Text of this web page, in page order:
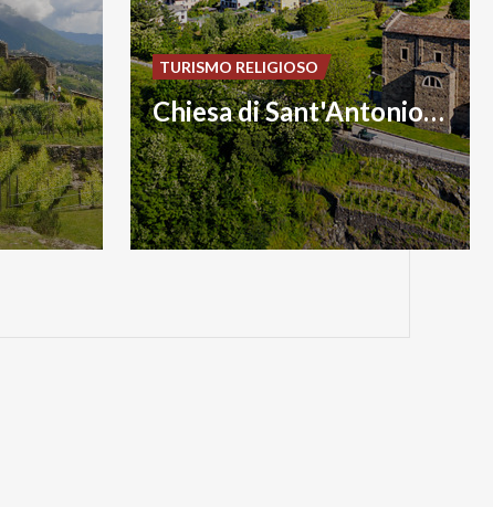
Chiesa di Sant'Antonio Abate
TURISMO RELIGIOSO